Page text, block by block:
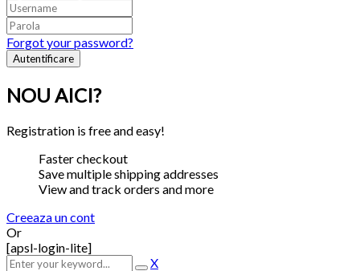
Forgot your password?
NOU AICI?
Registration is free and easy!
Faster checkout
Save multiple shipping addresses
View and track orders and more
Creeaza un cont
Or
[apsl-login-lite]
X